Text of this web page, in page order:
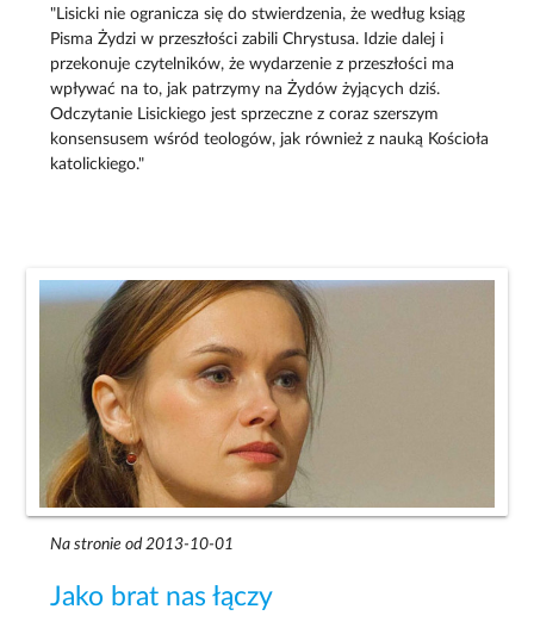
"Lisicki nie ogranicza się do stwierdzenia, że według ksiąg
Pisma Żydzi w przeszłości zabili Chrystusa. Idzie dalej i
przekonuje czytelników, że wydarzenie z przeszłości ma
wpływać na to, jak patrzymy na Żydów żyjących dziś.
Odczytanie Lisickiego jest sprzeczne z coraz szerszym
konsensusem wśród teologów, jak również z nauką Kościoła
katolickiego."
Na stronie od 2013-10-01
Jako brat nas łączy